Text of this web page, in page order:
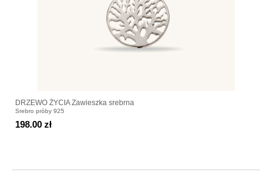
DRZEWO ŻYCIA Zawieszka srebrna
Srebro próby 925
198.00 zł